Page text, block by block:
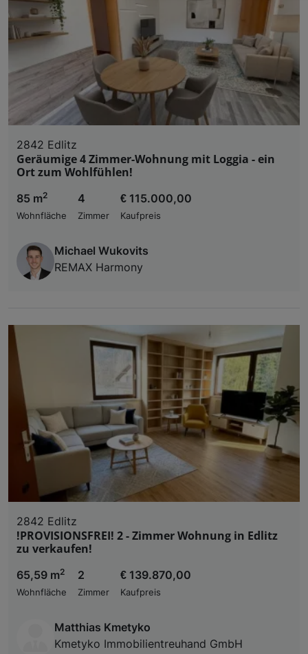
2842 Edlitz
Geräumige 4 Zimmer-Wohnung mit Loggia - ein
Ort zum Wohlfühlen!
85 m2
Wohnfläche
4
Zimmer
€ 115.000,00
Kaufpreis
Michael Wukovits
REMAX Harmony
2842 Edlitz
!PROVISIONSFREI! 2 - Zimmer Wohnung in Edlitz
zu verkaufen!
65,59 m2
Wohnfläche
2
Zimmer
€ 139.870,00
Kaufpreis
Matthias Kmetyko
Kmetyko Immobilientreuhand GmbH
Wir und unsere Partner verarbeiten
Verwendung genauer Standortdaten.
Zugriff auf Informationen auf einem Endgerät.
und der Performance von Inhalten,
Liste der Partner (Lieferanten)